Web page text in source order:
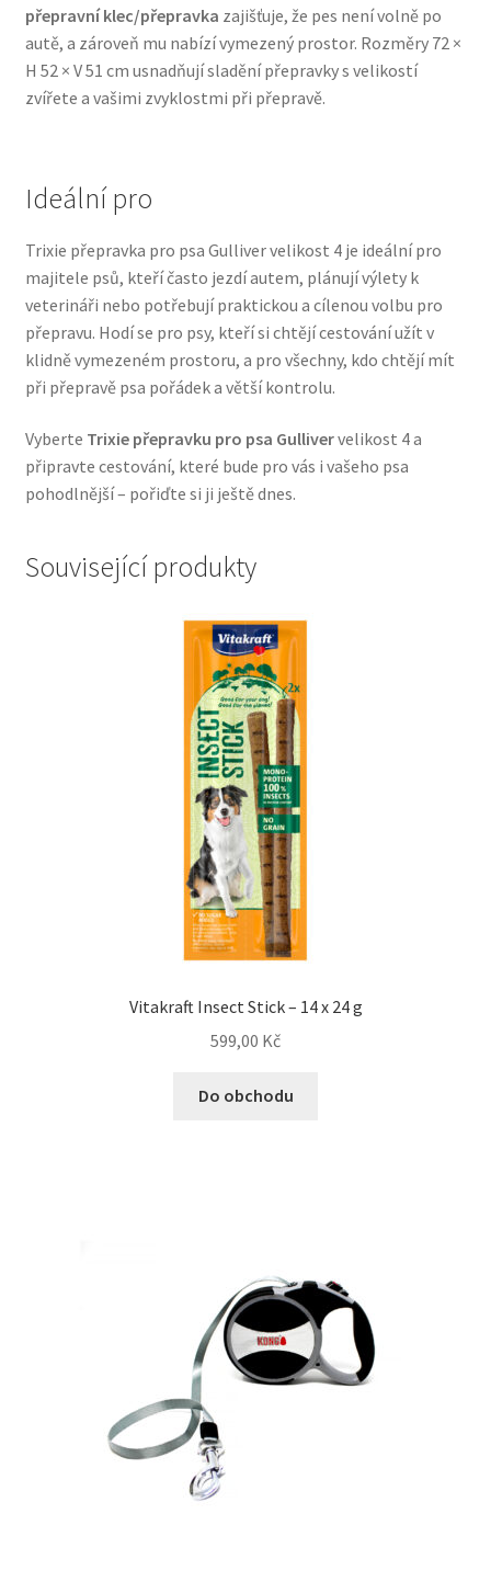
Purizon pro psy — Vysoký obsah masa, bez obilovin
Royal Canin pro psy
Vodítka a obojky
Wolf of Wilderness
přepravní klec/přepravka zajišťuje, že pes není volně po
autě, a zároveň mu nabízí vymezený prostor. Rozměry 72 ×
H 52 × V 51 cm usnadňují sladění přepravky s velikostí
zvířete a vašimi zvyklostmi při přepravě.
Ideální pro
Trixie přepravka pro psa Gulliver velikost 4 je ideální pro
majitele psů, kteří často jezdí autem, plánují výlety k
veterináři nebo potřebují praktickou a cílenou volbu pro
přepravu. Hodí se pro psy, kteří si chtějí cestování užít v
klidně vymezeném prostoru, a pro všechny, kdo chtějí mít
při přepravě psa pořádek a větší kontrolu.
Vyberte Trixie přepravku pro psa Gullivervelikost 4 a
připravte cestování, které bude pro vás i vašeho psa
pohodlnější – pořiďte si ji ještě dnes.
Související produkty
Vitakraft Insect Stick – 14 x 24 g
599,00 Kč
Do obchodu